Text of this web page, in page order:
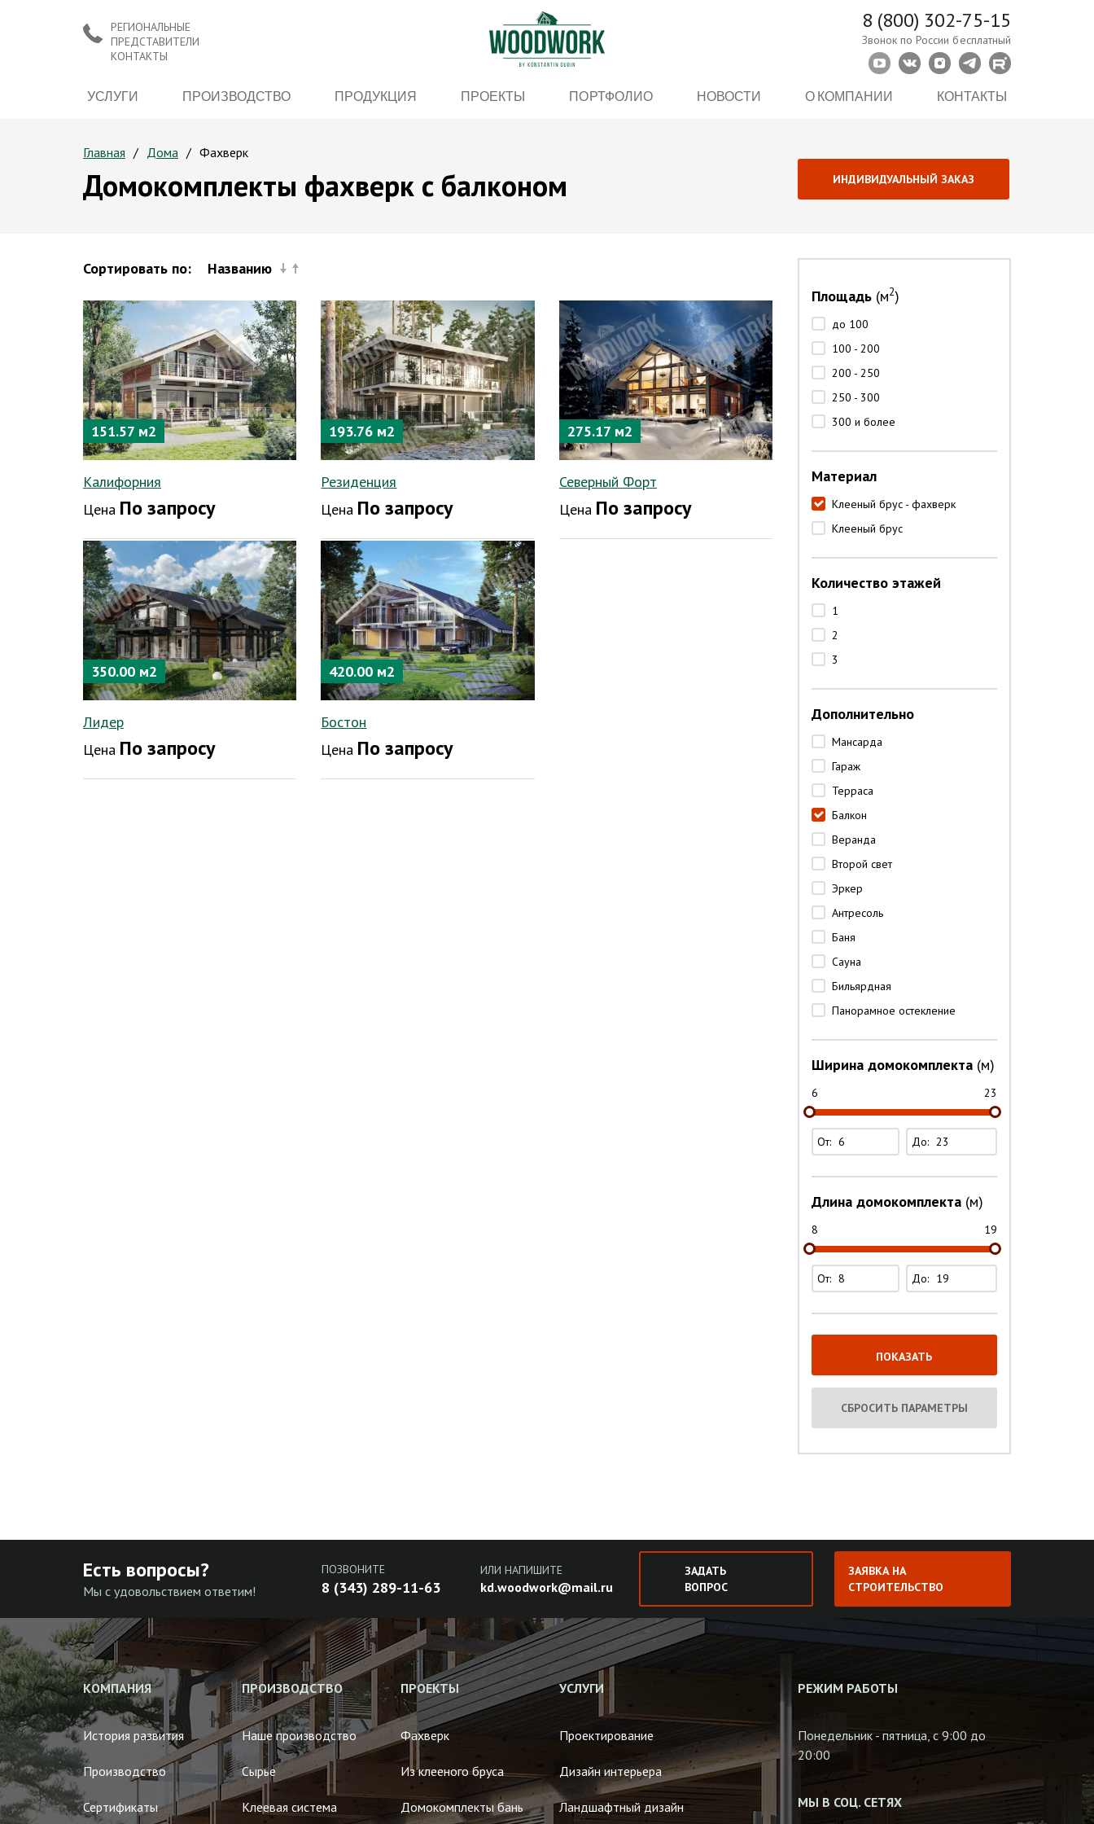
РЕГИОНАЛЬНЫЕ
ПРЕДСТАВИТЕЛИ
КОНТАКТЫ
8 (800) 302-75-15
Звонок по России бесплатный
УСЛУГИ ПРОИЗВОДСТВО ПРОДУКЦИЯ ПРОЕКТЫ ПОРТФОЛИО НОВОСТИ О КОМПАНИИ КОНТАКТЫ
Главная Дома Фахверк
Домокомплекты фахверк с балконом ИНДИВИДУАЛЬНЫЙ ЗАКАЗ
Площадь(м2)
до 100
100 - 200
200 - 250
250 - 300
300 и более
Материал
Клееный брус - фахверк
Клееный брус
Количество этажей
1
2
3
Дополнительно
Мансарда
Гараж
Терраса
Балкон
Веранда
Второй свет
Эркер
Антресоль
Баня
Сауна
Бильярдная
Панорамное остекление
Ширина домокомплекта(м)
6 23
От: До:
Длина домокомплекта(м)
8 19
От: До:
Сортировать по: Названию
151.57 м2
Калифорния
Цена По запросу
193.76 м2
Резиденция
Цена По запросу
275.17 м2
Северный Форт
Цена По запросу
350.00 м2
Лидер
Цена По запросу
420.00 м2
Бостон
Цена По запросу
Есть вопросы?
Мы с удовольствием ответим!
ПОЗВОНИТЕ
8 (343) 289-11-63
ИЛИ НАПИШИТЕ
kd.woodwork@mail.ru
ЗАДАТЬ
ВОПРОС
ЗАЯВКА НА
СТРОИТЕЛЬСТВО
КОМПАНИЯ
История развития
Производство
Сертификаты
ПРОИЗВОДСТВО
Наше производство
Сырье
Клеевая система
ПРОЕКТЫ
Фахверк
Из клееного бруса
Домокомплекты бань
УСЛУГИ
Проектирование
Дизайн интерьера
Ландшафтный дизайн
РЕЖИМ РАБОТЫ
Понедельник - пятница, с 9:00 до
20:00
МЫ В СОЦ. СЕТЯХ